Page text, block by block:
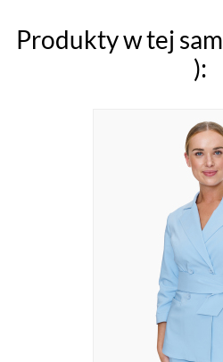
Produkty w tej
):